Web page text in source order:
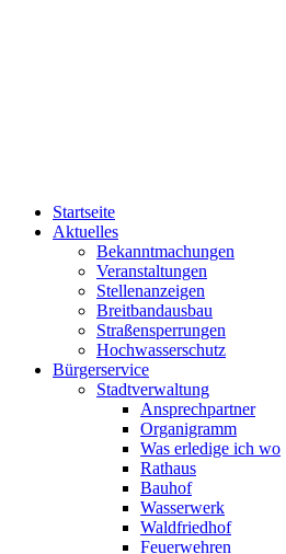
Startseite
Aktuelles
Bekanntmachungen
Veranstaltungen
Stellenanzeigen
Breitbandausbau
Straßensperrungen
Hochwasserschutz
Bürgerservice
Stadtverwaltung
Ansprechpartner
Organigramm
Was erledige ich wo
Rathaus
Bauhof
Wasserwerk
Waldfriedhof
Feuerwehren